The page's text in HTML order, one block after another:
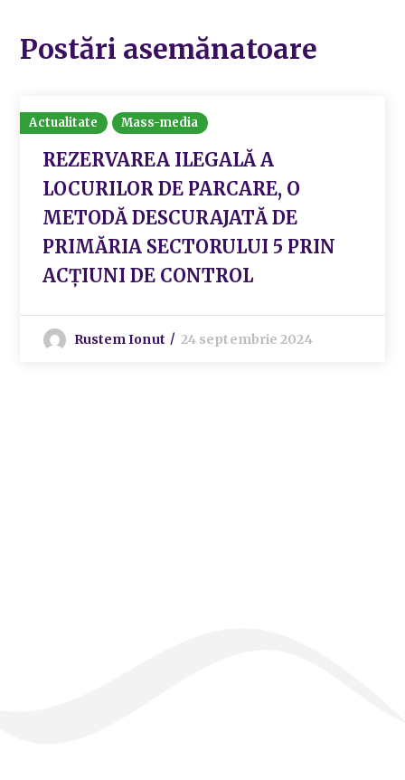
Postări asemănatoare
Actualitate Mass-media
REZERVAREA ILEGALĂ A
LOCURILOR DE PARCARE, O
METODĂ DESCURAJATĂ DE
PRIMĂRIA SECTORULUI 5 PRIN
ACȚIUNI DE CONTROL
Rustem Ionut 24 septembrie 2024